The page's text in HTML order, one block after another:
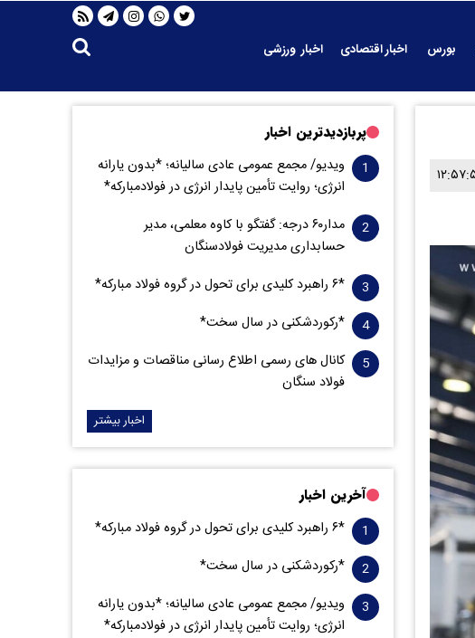
بورس اخبار اقتصادی
اخبار ورزشی
پربازدیدترین اخبار
ویدیو/ مجمع عمومی عادی سالیانه؛ *بدون یارانه
انرژی؛ روایت تأمین پایدار انرژی در فولادمبارکه*
مدار‌۶٠ درجه: گفتگو با کاوه معلمی، مدیر
حسابداری مدیریت فولادسنگان
*۶ راهبرد کلیدی برای تحول در گروه فولاد مبارکه*
*رکوردشکنی در سال سخت*
کانال های رسمی اطلاع رسانی مناقصات و مزایدات
فولاد سنگان
اخبار بیشتر
آخرین اخبار
*۶ راهبرد کلیدی برای تحول در گروه فولاد مبارکه*
*رکوردشکنی در سال سخت*
ویدیو/ مجمع عمومی عادی سالیانه؛ *بدون یارانه
انرژی؛ روایت تأمین پایدار انرژی در فولادمبارکه*